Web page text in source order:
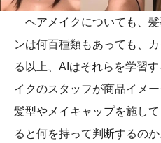
ヘアメイクについても、
ンは何百種類もあっても、
る以上、AIはそれらを学習
イクのスタッフが商品イメ
髪型やメイキャップを施し
ると何を持って判断するの